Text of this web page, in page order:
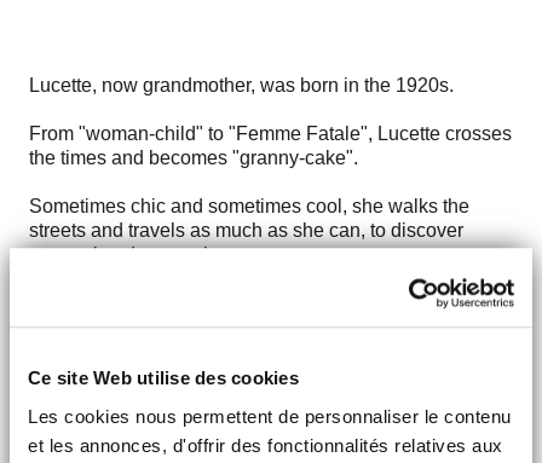
Ce site Web utilise des cookies
Les cookies nous permettent de personnaliser le contenu
et les annonces, d'offrir des fonctionnalités relatives aux
Lucette, now grandmother, was born in the 1920s.
From "woman-child" to "Femme Fatale", Lucette crosses
the times and becomes "granny-cake".
Sometimes chic and sometimes cool, she walks the
streets and travels as much as she can, to discover
unusual and warm places.
Lucette, spruce and in a musical mood, is about to leave
her living room...
FACEBOOK
INSTAGRAM